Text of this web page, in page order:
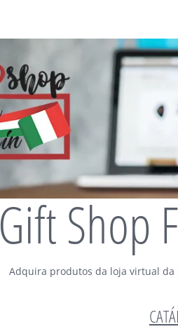
Gift Shop
Adquira produtos da loja virtual da